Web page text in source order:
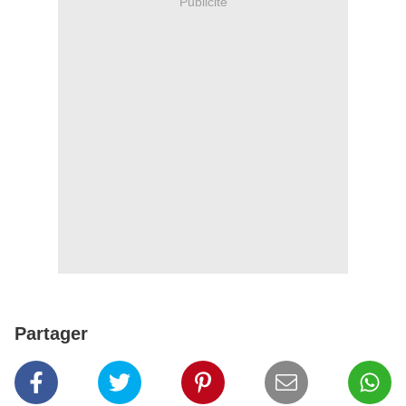
Partager